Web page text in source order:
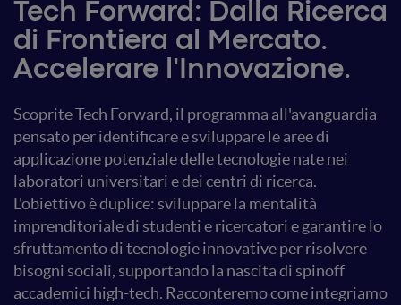
Tech Forward: Dalla Ricerca
di Frontiera al Mercato.
Accelerare l'Innovazione.
Scoprite Tech Forward, il programma all'avanguardia
pensato per identificare e sviluppare le aree di
applicazione potenziale delle tecnologie nate nei
laboratori universitari e dei centri di ricerca.
L'obiettivo è duplice: sviluppare la mentalità
imprenditoriale di studenti e ricercatori e garantire lo
sfruttamento di tecnologie innovative per risolvere
bisogni sociali, supportando la nascita di spinoff
accademici high-tech. Racconteremo come integriamo